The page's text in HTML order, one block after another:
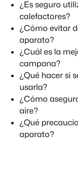
¿Es seguro
calefactores?
¿Cómo evitar
aparato?
¿Cuál es la
campana?
¿Qué hacer si
usarla?
¿Cómo
aire?
¿Qué
aparato?